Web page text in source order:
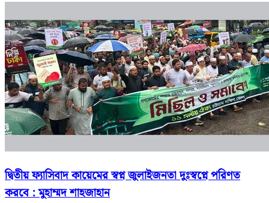
দ্বিতীয় ফ্যাসিবাদ কায়েমের স্বপ্ন জুলাইজনতা দুঃস্বপ্নে পরিণত
করবে : মুহাম্মদ শাহজাহান